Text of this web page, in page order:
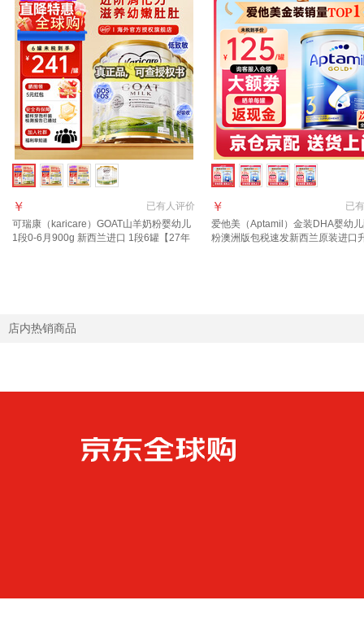
已有人评价
￥
可瑞康（karicare）GOAT山羊奶粉婴幼儿
1段0-6月900g 新西兰进口 1段6罐【27年
已有
￥
爱他美（Aptamil）金装DHA婴幼
粉澳洲版包税速发新西兰原装进口
店内热销商品